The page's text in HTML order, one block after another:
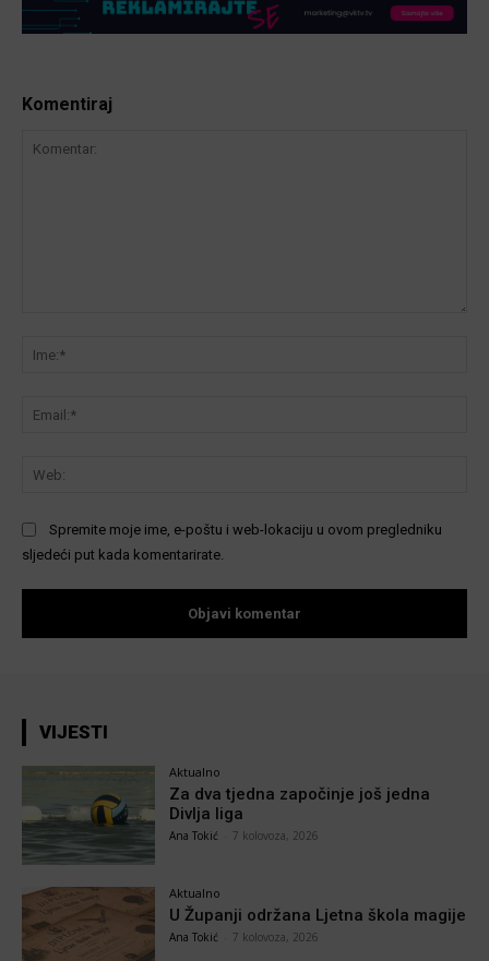
Komentiraj
Spremite moje ime, e-poštu i web-lokaciju u ovom pregledniku
sljedeći put kada komentarirate.
VIJESTI
Aktualno
Za dva tjedna započinje još jedna
Divlja liga
Ana Tokić 7 kolovoza, 2026
Aktualno
U Županji održana Ljetna škola magije
Ana Tokić 7 kolovoza, 2026